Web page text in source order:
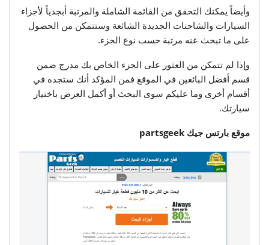
وأيضاً يمكنك التحقق من القائمة الشاملة والمرتبة أبجدياً لأجزاء
السيارات والشاحنات الجديدة الشائعة وستتمكن من الحصول
على ما تبحث عنه مرتبة حسب نوع الجزء.
وإذا لم تتمكن من العثور على الجزء الخاص بك مدرج ضمن
قسم أفضل البائعين في الموقع فمن المؤكد أنك ستجده في
أقسام أخرى وما عليكم سوى البحث أو أكمل العرض باختيار
سيارتك.
موقع بارتس جيك partsgeek